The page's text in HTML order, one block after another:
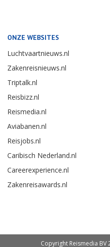
ONZE WEBSITES
Luchtvaartnieuws.nl
Zakenreisnieuws.nl
Triptalk.nl
Reisbizz.nl
Reismedia.nl
Aviabanen.nl
Reisjobs.nl
Caribisch Nederland.nl
Careerexperience.nl
Zakenreisawards.nl
Copyright Reismedia BV